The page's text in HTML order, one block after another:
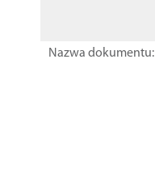
Nazwa dokumentu: